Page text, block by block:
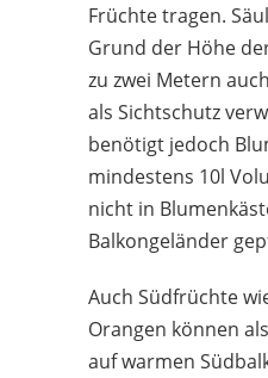
Früchte tragen.
Grund der Höhe
zu zwei Metern
als Sichtschutz
benötigt jedoch
mindestens 10l
nicht in
Balkongeländer
Auch Südfrüchte
Orangen können
auf warmen